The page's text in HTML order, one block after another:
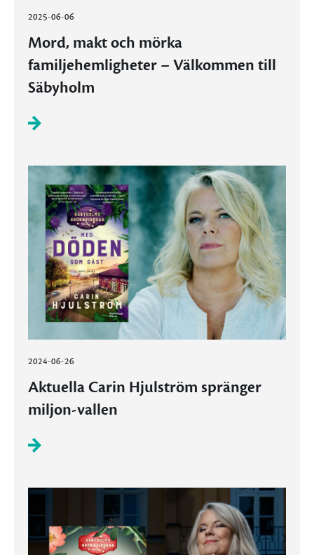
2025-06-06
Mord, makt och mörka
familjehemligheter – Välkommen till
Säbyholm
2024-06-26
Aktuella Carin Hjulström spränger
miljon-vallen